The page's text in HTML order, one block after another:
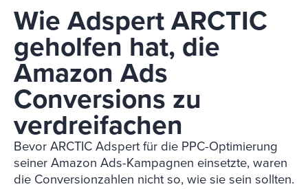
Wie Adspert ARCTIC
geholfen hat, die
Amazon Ads
Conversions zu
verdreifachen
Bevor ARCTIC Adspert für die PPC-Optimierung
seiner Amazon Ads-Kampagnen einsetzte, waren
die Conversionzahlen nicht so, wie sie sein sollten.